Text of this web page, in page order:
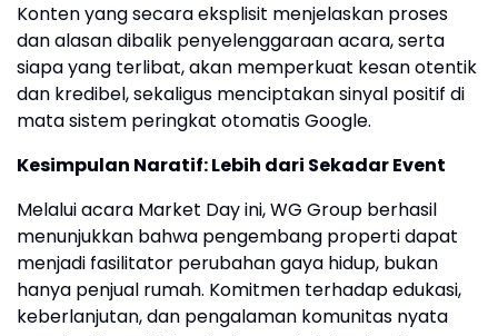
Konten yang secara eksplisit menjelaskan proses
dan alasan dibalik penyelenggaraan acara, serta
siapa yang terlibat, akan memperkuat kesan otentik
dan kredibel, sekaligus menciptakan sinyal positif di
mata sistem peringkat otomatis Google.
Kesimpulan Naratif: Lebih dari Sekadar Event
Melalui acara Market Day ini, WG Group berhasil
menunjukkan bahwa pengembang properti dapat
menjadi fasilitator perubahan gaya hidup, bukan
hanya penjual rumah. Komitmen terhadap edukasi,
keberlanjutan, dan pengalaman komunitas nyata